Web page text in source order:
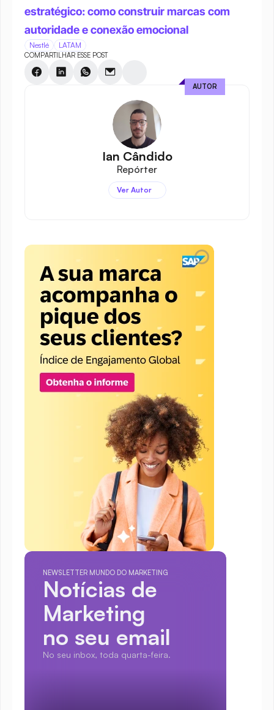
estratégico: como construir marcas com
autoridade e conexão emocional
Nestlé LATAM
COMPARTILHAR ESSE POST
Ian Cândido
Repórter
Ver Autor
AUTOR
NEWSLETTER MUNDO DO MARKETING
Notícias de
Marketing
no seu email
No seu inbox, toda quarta-feira.